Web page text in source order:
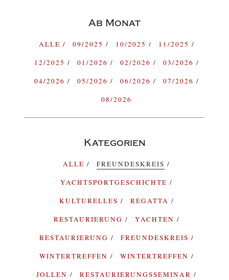
Ab Monat
ALLE 09/2025 10/2025
11/2025
12/2025
01/2026 02/2026
03/2026
04/2026
05/2026 06/2026
07/2026
08/2026
Kategorien
ALLE
FREUNDESKREIS
YACHTSPORTGESCHICHTE
KULTURELLES
REGATTA
RESTAURIERUNG
YACHTEN
RESTAURIERUNG
FREUNDESKREIS
WINTERTREFFEN
WINTERTREFFEN
JOLLEN
RESTAURIERUNGSSEMINAR